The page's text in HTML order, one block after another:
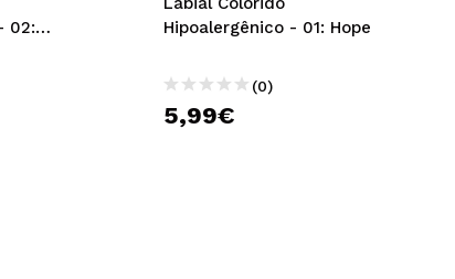
02:
Hipoalergênico - 01: Hope
(0)
5,99€